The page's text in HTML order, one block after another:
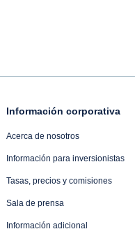
Información corporativa
Acerca de nosotros
Información para inversionistas
Tasas, precios y comisiones
Sala de prensa
Información adicional